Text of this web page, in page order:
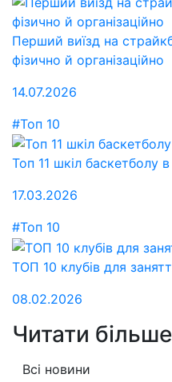
Перший виїзд на
фізично й організаційно
14.07.2026
#Топ 10
Топ 11 шкіл баскетболу в
17.03.2026
#Топ 10
ТОП 10 клубів для
08.02.2026
Читати більше
Всі новини